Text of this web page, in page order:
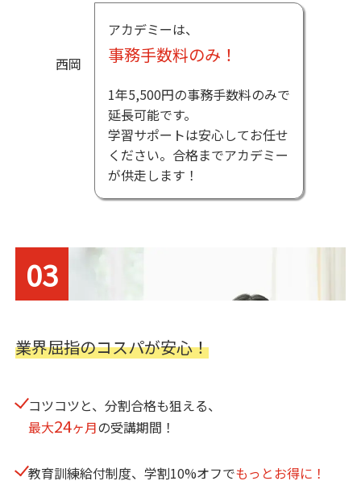
アカデミーは、
事務手数料のみ！
1年5,500円の事務手数料のみで
延長可能です。
学習サポートは安心してお任せ
ください。合格までアカデミー
が供走します！
03
業界屈指のコスパが安心！
コツコツと、分割合格も狙える、
最大24ヶ月の受講期間！
教育訓練給付制度、学割10%オフでもっとお得に！